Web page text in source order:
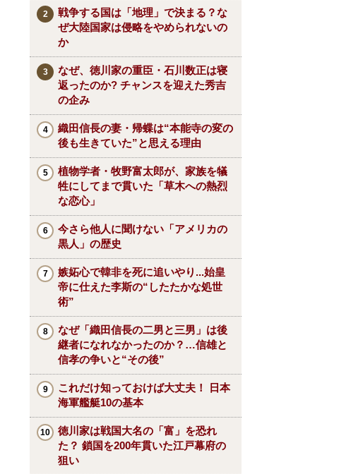
戦争する国は「地理」で決まる？な
ぜ大陸国家は侵略をやめられないの
か
なぜ、徳川家の重臣・石川数正は寝
返ったのか? チャンスを迎えた秀吉
の企み
織田信長の妻・帰蝶は“本能寺の変の
後も生きていた”と思える理由
植物学者・牧野富太郎が、家族を犠
牲にしてまで貫いた「草木への熱烈
な恋心」
今さら他人に聞けない「アメリカの
黒人」の歴史
嫉妬心で韓非を死に追いやり...始皇
帝に仕えた李斯の“したたかな処世
術”
なぜ「織田信長の二男と三男」は後
継者になれなかったのか？…信雄と
信孝の争いと“その後”
これだけ知っておけば大丈夫！ 日本
海軍艦艇10の基本
徳川家は戦国大名の「富」を恐れ
た？ 鎖国を200年貫いた江戸幕府の
狙い